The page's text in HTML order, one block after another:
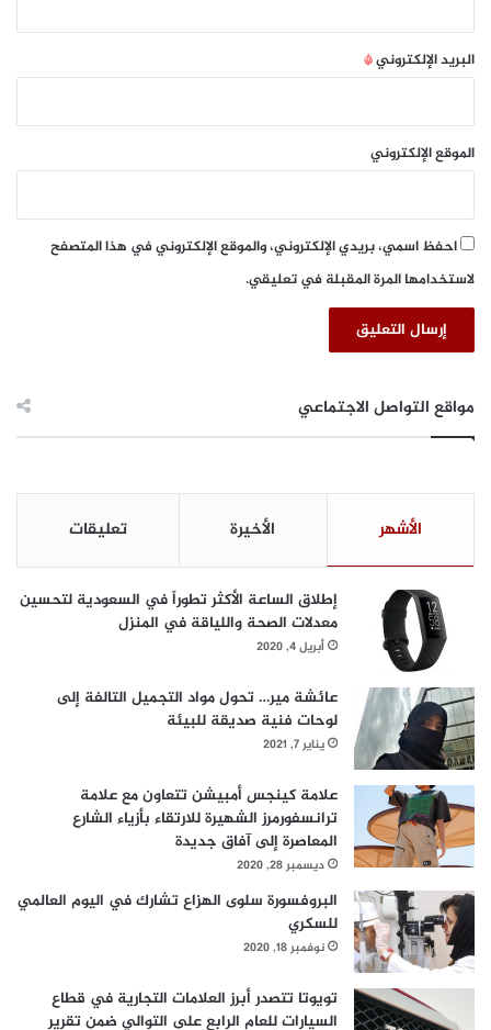
ل
أ
ا
م
س
ل
ع
م
ء
و
ا
ل
ر
ت
البريد الإلكتروني*
الموقع الإلكتروني
احفظ اسمي، بريدي الإلكتروني، والموقع الإلكتروني في هذا المتصفح
لاستخدامها المرة المقبلة في تعليقي.
مواقع التواصل الاجتماعي
الأشهر الأخيرة تعليقات
إطلاق الساعة الأكثر تطوراً في السعودية لتحسين
معدلات الصحة واللياقة في المنزل
أبريل 4, 2020
عائشة مير… تحول مواد التجميل التالفة إلى
لوحات فنية صديقة للبيئة
يناير 7, 2021
علامة كينجس أمبيشن تتعاون مع علامة
ترانسفورمرز الشهيرة للارتقاء بأزياء الشارع
المعاصرة إلى آفاق جديدة
ديسمبر 28, 2020
البروفسورة سلوى الهزاع تشارك في اليوم العالمي
للسكري
نوفمبر 18, 2020
تويوتا تتصدر أبرز العلامات التجارية في قطاع
السيارات للعام الرابع على التوالي ضمن تقرير